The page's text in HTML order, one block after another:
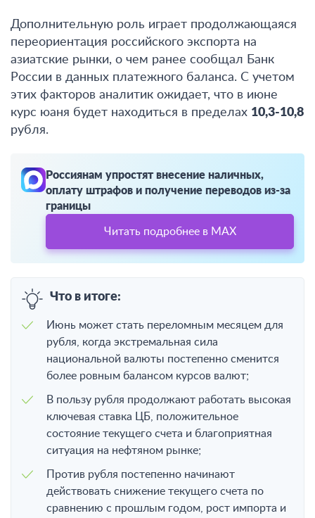
Дополнительную роль играет продолжающаяся
переориентация российского экспорта на
азиатские рынки, о чем ранее сообщал Банк
России в данных платежного баланса. С учетом
этих факторов аналитик ожидает, что в июне
курс юаня будет находиться в пределах 10,3-10,8
рубля.
Россиянам упростят внесение наличных,
оплату штрафов и получение переводов из-за
границы
Читать подробнее в MAX
Что в итоге:
Июнь может стать переломным месяцем для
рубля, когда экстремальная сила
национальной валюты постепенно сменится
более ровным балансом курсов валют;
В пользу рубля продолжают работать высокая
ключевая ставка ЦБ, положительное
состояние текущего счета и благоприятная
ситуация на нефтяном рынке;
Против рубля постепенно начинают
действовать снижение текущего счета по
сравнению с прошлым годом, рост импорта и